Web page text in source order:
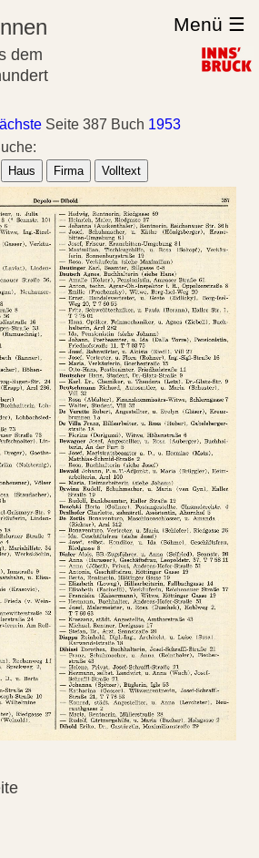
dem
Menü ☰
Seite 387 Buch 1953
Haus Firma Volltext